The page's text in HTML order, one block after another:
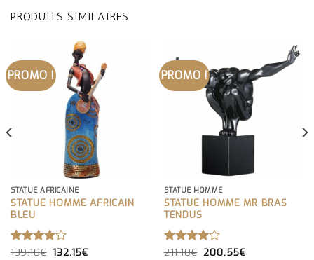
PRODUITS SIMILAIRES
PROMO !
STATUE AFRICAINE
STATUE HOMME AFRICAIN
BLEU
NOTE
139.10€ LE
132.15€LE
PROMO !
STATUE HOMME
STATUE HOMME MR BRAS
TENDUS
NOTE
211.10€ LE
200.55€LE